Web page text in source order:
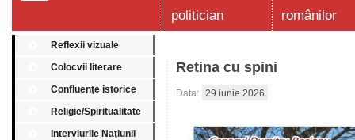
politician
românilor
Reflexii vizuale
Colocvii literare
Confluenţe istorice
Religie/Spiritualitate
Interviurile Naţiunii
Retina cu spini
Data: 29 iunie 2026